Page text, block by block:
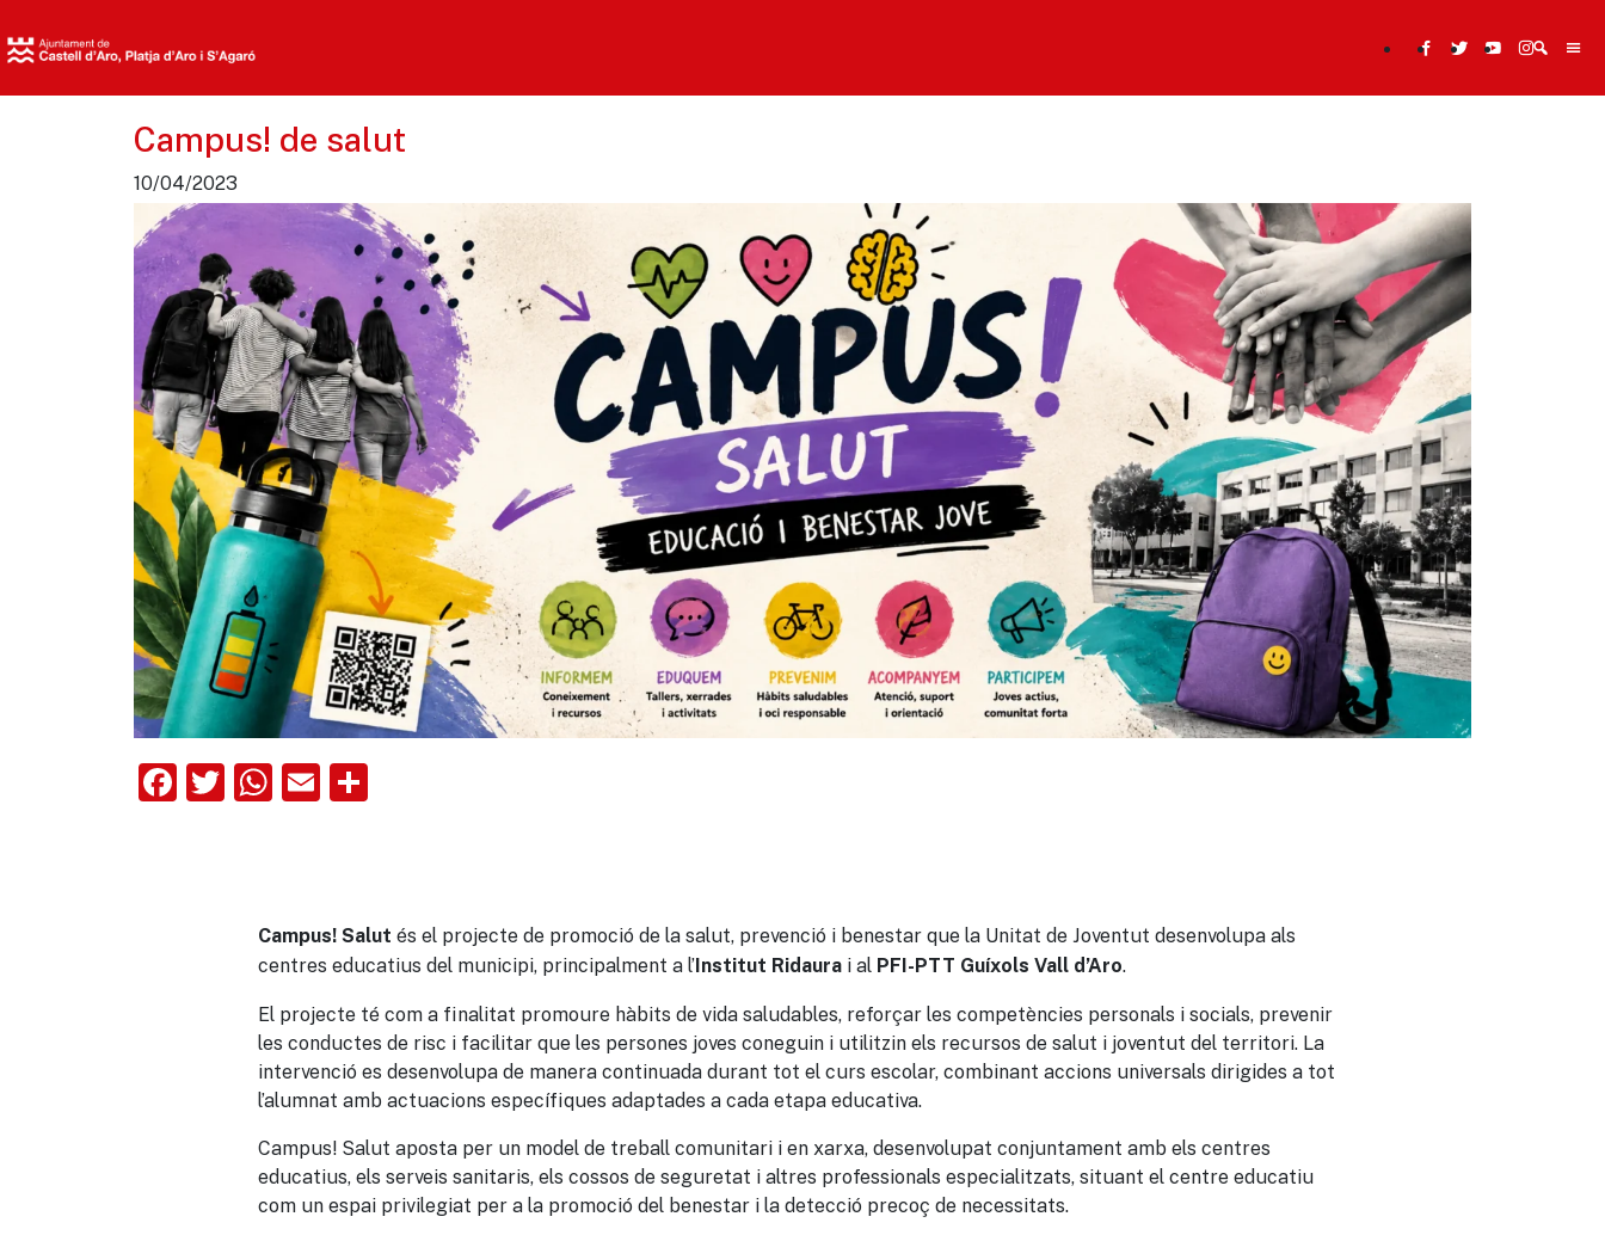
Campus! de salut
10/04/2023
Facebook
Twitter
WhatsApp
Email
Campus! Salut és el projecte de promoció de la salut, prevenció i benestar que la Unitat de Joventut desenvolupa als
centres educatius del municipi, principalment a l’Institut Ridaura i al PFI-PTT Guíxols Vall d’Aro.
El projecte té com a finalitat promoure hàbits de vida saludables, reforçar les competències personals i socials, prevenir
les conductes de risc i facilitar que les persones joves coneguin i utilitzin els recursos de salut i joventut del territori. La
intervenció es desenvolupa de manera continuada durant tot el curs escolar, combinant accions universals dirigides a tot
l’alumnat amb actuacions específiques adaptades a cada etapa educativa.
Campus! Salut aposta per un model de treball comunitari i en xarxa, desenvolupat conjuntament amb els centres
educatius, els serveis sanitaris, els cossos de seguretat i altres professionals especialitzats, situant el centre educatiu
com un espai privilegiat per a la promoció del benestar i la detecció precoç de necessitats.